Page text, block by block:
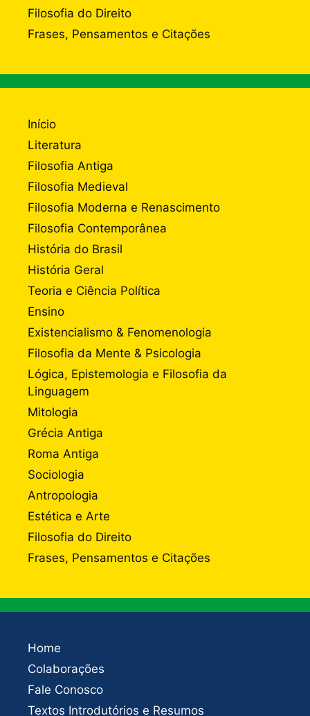
Filosofia do Direito
Frases, Pensamentos e Citações
Início
Literatura
Filosofia Antiga
Filosofia Medieval
Filosofia Moderna e Renascimento
Filosofia Contemporânea
História do Brasil
História Geral
Teoria e Ciência Política
Ensino
Existencialismo & Fenomenologia
Filosofia da Mente & Psicologia
Lógica, Epistemologia e Filosofia da
Linguagem
Mitologia
Grécia Antiga
Roma Antiga
Sociologia
Antropologia
Estética e Arte
Filosofia do Direito
Frases, Pensamentos e Citações
Home
Colaborações
Fale Conosco
Textos Introdutórios e Resumos